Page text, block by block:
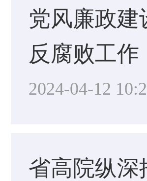
党风廉政建
反腐败工作
2024-04-12
省高院纵深